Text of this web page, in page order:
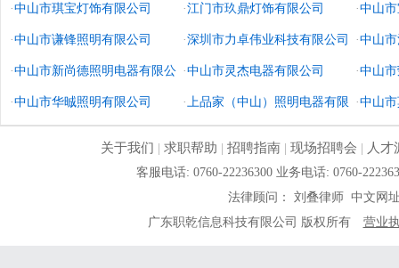
·中山市琪宝灯饰有限公司 ·江门市玖鼎灯饰有限公司 ·中山
司
·中山市谦锋照明有限公司 ·深圳市力卓伟业科技有限公司 ·中山
·中山市新尚德照明电器有限公
司
·中山市灵杰电器有限公司 ·中山
·中山市华晠照明有限公司 ·上品家（中山）照明电器有限 ·中山
关于我们 | 求职帮助 | 招聘指南| 现场招聘会 | 人才
客服电话: 0760-22236300 业务电话: 0760-
法律顾问： 刘叠律师 中文网
广东职乾信息科技有限公司 版权所有
营业